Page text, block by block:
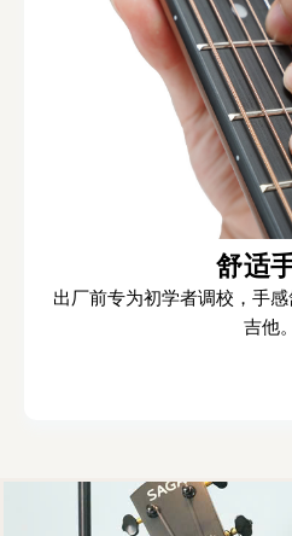
舒适
出厂前专为初学者调校，手
吉他。